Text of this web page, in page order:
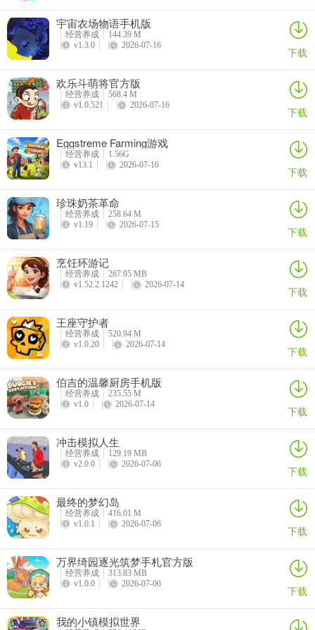
3、想要更深入的掌握孩子每天在学校的状况，这款软件就可以很好的
满足家长们。每当家长们有事情需要和老师沟通时，也可以直接在此
进行沟通，非常简单自由。软件致力于让家长能够关爱孩子们的每一
4、可以和各地玩牌高手一同对局，享受高手之间对战乐趣。领跑王道
棋牌技巧
5、神话再现，神射手香蕉尊，快来茂名棋牌后羿登场。
6、各种经典好玩的棋牌玩法都为咱们供给，点击自己想玩的形式立刻
就可以开端游戏。
7、两牛不吃草：
快来茂名棋牌评价
1、拥有超多游戏任务奖励，玩家完成游戏任务，就有对应任务红包领
取。
3、让用户学习单词、句型和对话，同时增加对俄罗斯文化的理解。内
容丰富、生动、实用。俄罗斯语学习app最新手机版测评
4、游戏画面非常精致唯美，炫酷的特效，带给你震撼的视觉盛宴!
5、我的玩家在永恒的江湖仙女园中可以体验到游戏中无限而刺激的乐
6、安卓和苹果端都能够使用的视频软件
7、各种娱乐对战不卡顿不掉线，把握欢乐游戏竞技牌局，给你无限的
竞技快感。美天棋牌官网版游戏亮点
8、棕熊网app说明
大奖等你来赢取。
快来茂名棋牌特色
1、一木棋牌007风靡全网的热门手机棋牌，可放心竞技
宇宙农场物语手机版
经营养成
144.39 M
v1.3.0
2026-07-16 下载
欢乐斗萌将官方版
经营养成
568.4 M
v1.0.521
2026-07-16 下载
Eggstreme Farming游戏
经营养成
1.56G
v13.1
2026-07-16 下载
珍珠奶茶革命
经营养成
258.64 M
v1.19
2026-07-15 下载
烹饪环游记
经营养成
267.95 MB
v1.52.2.1242
2026-07-14 下载
王座守护者
经营养成
520.94 M
v1.0.20
2026-07-14 下载
伯吉的温馨厨房手机版
经营养成
235.55 M
v1.0
2026-07-14 下载
冲击模拟人生
经营养成
129.19 MB
v2.0.0
2026-07-06 下载
最终的梦幻岛
经营养成
416.01 M
v1.0.1
2026-07-06 下载
万界绮园逐光筑梦手札官方版
经营养成
313.83 MB
v1.0.0
2026-07-06 下载
我的小镇模拟世界